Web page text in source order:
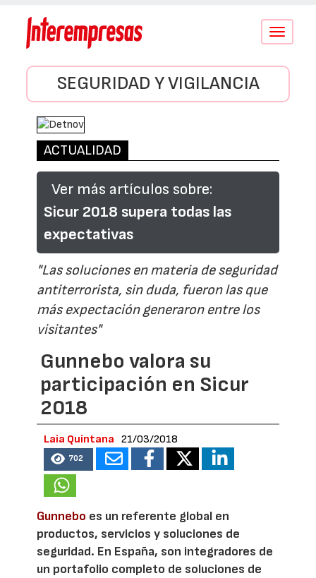
Conmutar
SEGURIDAD Y VIGILANCIA
ACTUALIDAD
Ver más artículos sobre:
Sicur 2018 supera todas las
expectativas
"Las soluciones en materia de seguridad
antiterrorista, sin duda, fueron las que
más expectación generaron entre los
visitantes"
Gunnebo valora su
participación en Sicur
2018
Laia Quintana 21/03/2018
702
Gunnebo es un referente global en
productos, servicios y soluciones de
seguridad. En España, son integradores de
un portafolio completo de soluciones de